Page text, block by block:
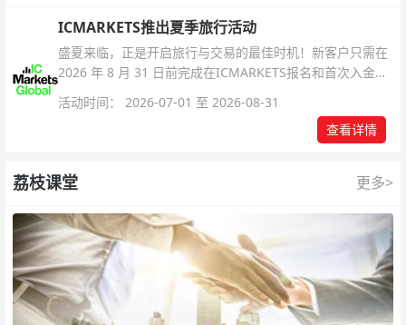
ICMARKETS推出夏季旅行活动
盛夏来临，正是开启旅行与交易的最佳时机！新客户只需在
2026 年 8 月 31 日前完成在ICMARKETS报名和首次入金即
活动时间： 2026-07-01 至 2026-08-31
查看详情
荔枝课堂 更多>